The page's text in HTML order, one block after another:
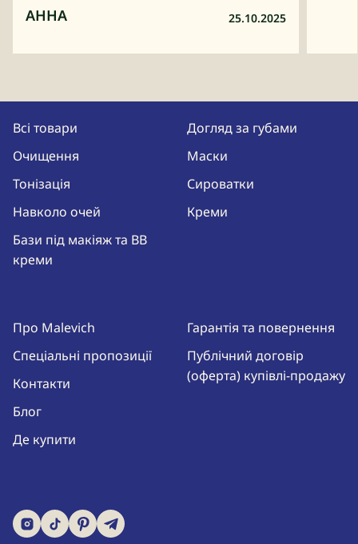
АННА 25.10.2025
Всі товари
Очищення
Тонізація
Навколо очей
Бази під макіяж та BB
креми
Догляд за губами
Маски
Сироватки
Креми
Про Malevich
Спеціальні пропозиції
Контакти
Блог
Де купити
Гарантія та повернення
Публічний договір
(оферта) купівлі-продажу